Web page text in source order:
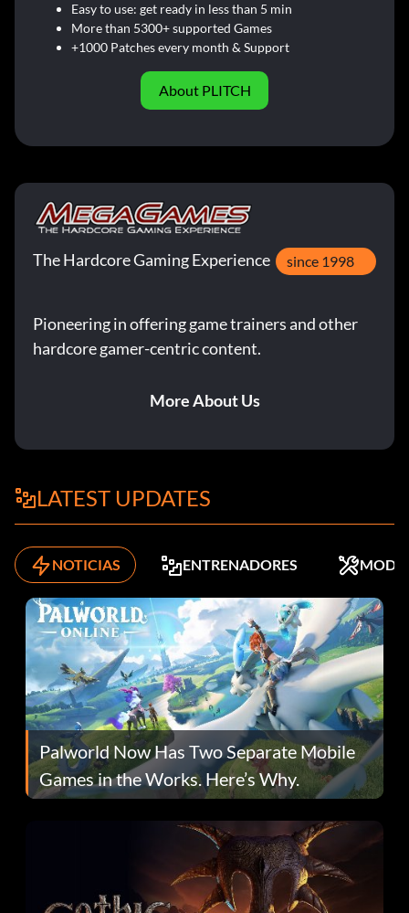
Easy to use: get ready in less than 5 min
More than 5300+ supported Games
+1000 Patches every month & Support
About PLITCH
The Hardcore Gaming Experience since 1998
Pioneering in offering game trainers and other
hardcore gamer-centric content.
More About Us
LATEST UPDATES
NOTICIAS ENTRENADORES MODS
Palworld Now Has Two Separate Mobile
Games in the Works. Here’s Why.